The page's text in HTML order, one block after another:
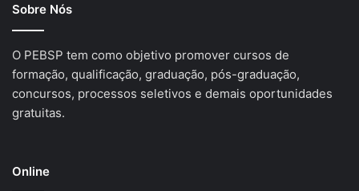
Sobre Nós
O PEBSP tem como objetivo promover cursos de
formação, qualificação, graduação, pós-graduação,
concursos, processos seletivos e demais oportunidades
gratuitas.
Online